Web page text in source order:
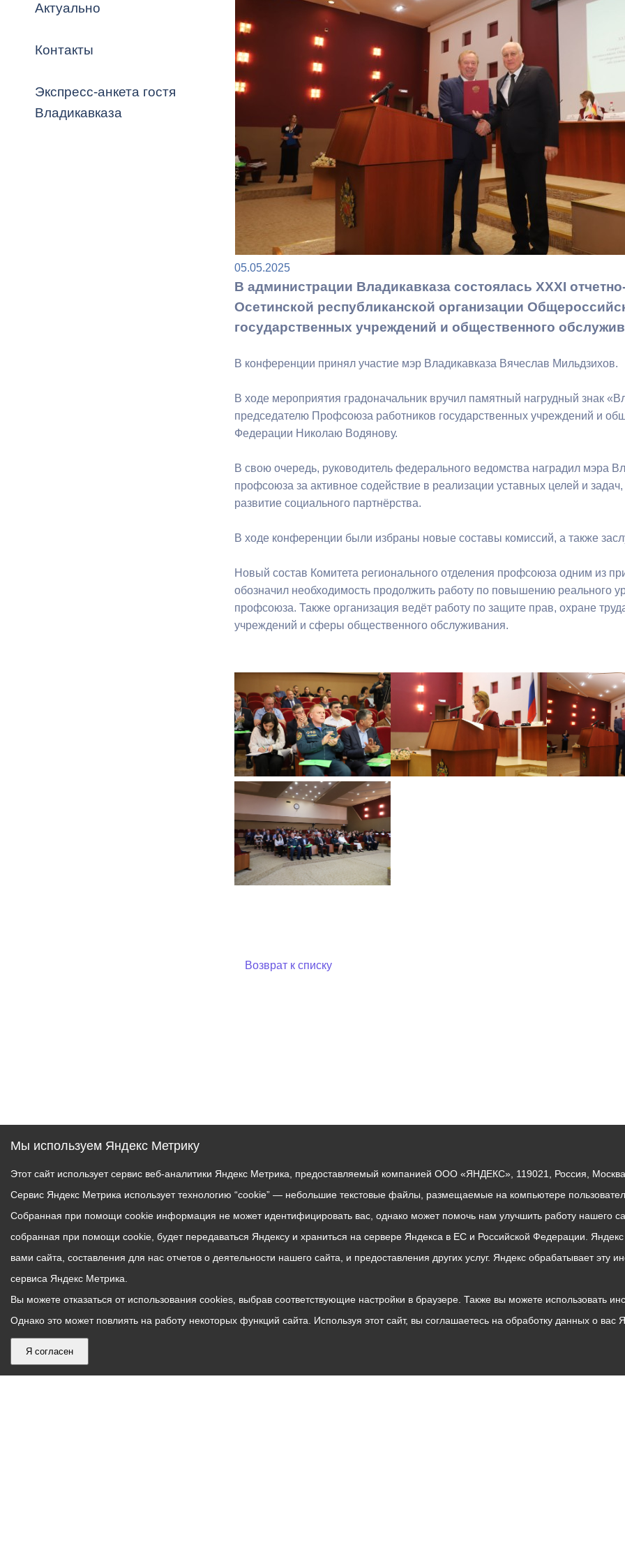
Владикавказ
Распоряжения, постановления Кадровая политика
ОРВ и экспертиза НПА Контактная информация
Оценка деятельности органов
местного самоуправления
Списки граждан, состоящих на
учете в качестве нуждающихся в
улучшении жилищных условий
г. Владикавказ
Открытые данные
Общественное обсуждение
документов стратегического
планирования
Информация о результатах
проверок
действий органов местного
самоуправления
Актуально
Контакты
Экспресс-анкета гостя
Владикавказа
05.05.2025
В администрации Владикавказа состоялась XXXI
Осетинской республиканской организации
государственных учреждений и общественного
В конференции принял участие мэр Владикавказа Вячеслав Мильдзихов.
В ходе мероприятия градоначальник вручил памятный нагрудный знак
председателю Профсоюза работников государственных учреждений и
Федерации Николаю Водянову.
В свою очередь, руководитель федерального ведомства наградил мэра
профсоюза за активное содействие в реализации уставных целей и
развитие социального партнёрства.
В ходе конференции были избраны новые составы комиссий, а также
Новый состав Комитета регионального отделения профсоюза одним из
обозначил необходимость продолжить работу по повышению реального
профсоюза. Также организация ведёт работу по защите прав, охране
учреждений и сферы общественного обслуживания.
Возврат к списку
Мы используем Яндекс Метрику
Этот сайт использует сервис веб-аналитики Яндекс Метрика, предоставляемый компанией ООО «ЯНДЕКС», 119021, Россия,
Сервис Яндекс Метрика использует технологию “cookie” — небольшие текстовые файлы, размещаемые на компьютере
Собранная при помощи cookie информация не может идентифицировать вас, однако может помочь нам улучшить работу нашего
собранная при помощи cookie, будет передаваться Яндексу и храниться на сервере Яндекса в ЕС и Российской Федерации.
вами сайта, составления для нас отчетов о деятельности нашего сайта, и предоставления других услуг. Яндекс обрабатывает
сервиса Яндекс Метрика.
Вы можете отказаться от использования cookies, выбрав соответствующие настройки в браузере. Также вы можете использовать
Однако это может повлиять на работу некоторых функций сайта. Используя этот сайт, вы соглашаетесь на обработку данных о
Я согласен